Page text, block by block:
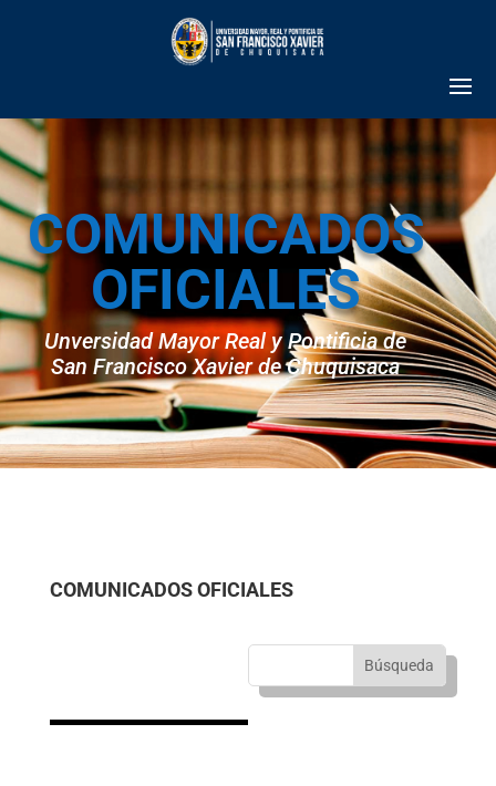
COMUNICADOS
OFICIALES
Unversidad Mayor Real y Pontificia de
San Francisco Xavier de Chuquisaca
COMUNICADOS OFICIALES